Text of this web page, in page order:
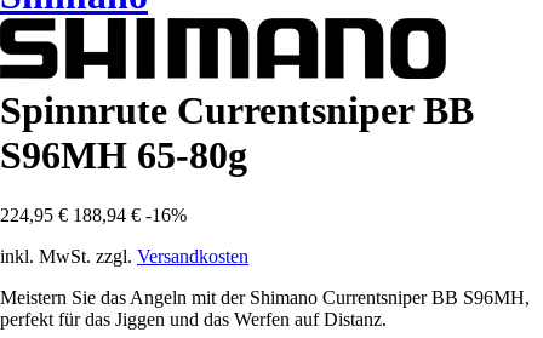
Spinnrute Currentsniper BB
S96MH 65-80g
224,95 € 188,94 € -16%
inkl. MwSt. zzgl. Versandkosten
Meistern Sie das Angeln mit der Shimano Currentsniper BB S96MH,
perfekt für das Jiggen und das Werfen auf Distanz.